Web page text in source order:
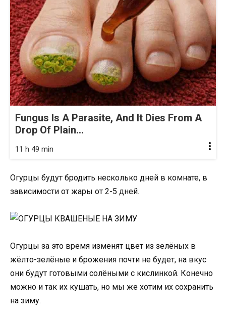
Fungus Is A Parasite, And It Dies From A
Drop Of Plain...
11 h 49 min
Огурцы будут бродить несколько дней в комнате, в
зависимости от жары от 2-5 дней.
Огурцы за это время изменят цвет из зелёных в
жёлто-зелёные и брожения почти не будет, на вкус
они будут готовыми солёными с кислинкой. Конечно
можно и так их кушать, но мы же хотим их сохранить
на зиму.